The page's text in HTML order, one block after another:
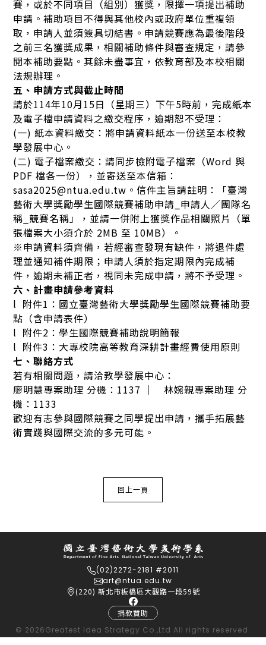
賽，或於不同項目（組別）獲獎，限擇一項提出補助
申請。補助項目不得與其他校內或政府單位重複領
取，申請人並須簽具切結書。申請競賽應為最後階段
之前三名獲獎成果，相關補助條件與審查規定，請參
閱本補助要點。其餘未盡事宜，依教育部及本校相關
法規辦理。
五、申請方式與截止時間
請於114年10月15日（星期三）下午5時前，完成紙本
及電子檔申請資料之繳交程序，逾期恕不受理：
(一) 紙本資料繳交：將申請資料紙本一份送至本校教
學發展中心。
(二) 電子檔案繳交：請同步檢附電子檔案（Word 與
PDF 檔各一份），並寄送至本信箱：
sasa2025@ntua.edu.tw。信件主旨請註明：「臺灣
藝術大學獎勵學生國際競賽補助申請_申請人／團隊名
稱_競賽名稱」，並請一併附上獲獎作品相關照片（單
張檔案大小須介於 2MB 至 10MB）。
※申請資料須齊備，若經審查發現有缺件，將退件處
理並通知補件期限；申請人須於指定期限內完成補
件，逾期未補正者，視同未完成申請，將不予受理。
六、計畫申請參考資料
l 附件1：國立臺灣藝術大學獎勵學生國際競賽補助要
點（含申請表件）
l 附件2：學生國際競賽補助說明簡報
l 附件3：大專校院高等教育深耕計畫經費使用原則
七、聯絡方式
若有相關問題，請洽教學發展中心：
廖明慧專案助理 分機：1137 ｜ 林婉親專案助理 分
機：1133
歡迎有志參與國際競賽之同學提出申請，攜手拓展藝
術實踐與國際交流的多元可能。
回上一頁
(02)2272-2181 #2011
art@ntua.edu.tw
(220) 新北市板橋區大觀路一段59號
捐款贊助
© 2026Greatest Idea Strategy Co.,Ltd All rights reserved.